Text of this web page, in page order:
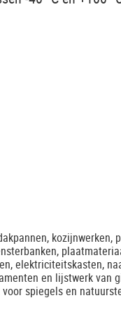
kozijnwerken,
elektriciteitskasten,
en lijstwerk van
spiegels en